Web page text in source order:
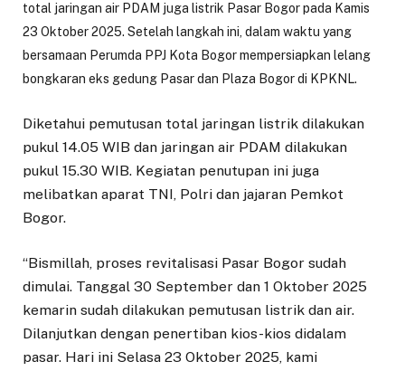
total jaringan air PDAM juga listrik Pasar Bogor pada Kamis
23 Oktober 2025. Setelah langkah ini, dalam waktu yang
bersamaan Perumda PPJ Kota Bogor mempersiapkan lelang
bongkaran eks gedung Pasar dan Plaza Bogor di KPKNL.
Diketahui pemutusan total jaringan listrik dilakukan
pukul 14.05 WIB dan jaringan air PDAM dilakukan
pukul 15.30 WIB. Kegiatan penutupan ini juga
melibatkan aparat TNI, Polri dan jajaran Pemkot
Bogor.
“Bismillah, proses revitalisasi Pasar Bogor sudah
dimulai. Tanggal 30 September dan 1 Oktober 2025
kemarin sudah dilakukan pemutusan listrik dan air.
Dilanjutkan dengan penertiban kios-kios didalam
pasar. Hari ini Selasa 23 Oktober 2025, kami